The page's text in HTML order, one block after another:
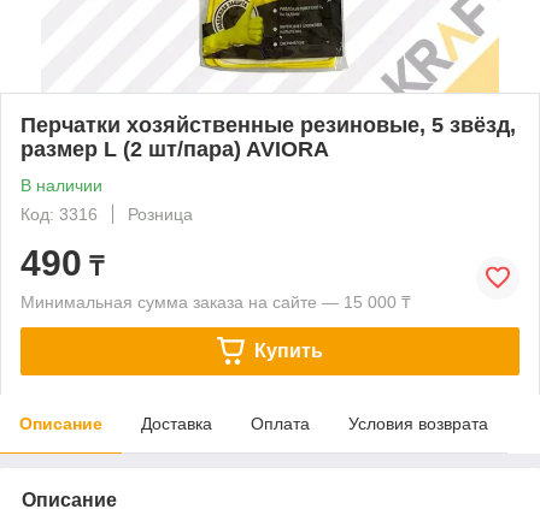
Перчатки хозяйственные резиновые, 5 звёзд,
размер L (2 шт/пара) AVIORA
В наличии
Код: 3316
Розница
490 ₸
Минимальная сумма заказа на сайте — 15 000 ₸
Купить
Описание Доставка Оплата Условия возврата
Описание